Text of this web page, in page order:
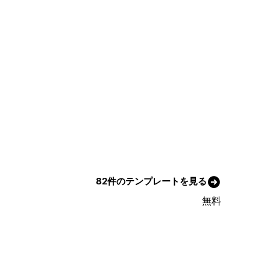
82件のテンプレートを見る
無料